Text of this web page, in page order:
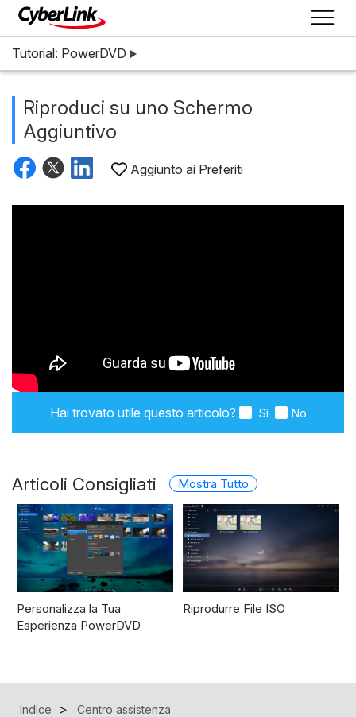
Tutorial: PowerDVD
Riproduci su uno Schermo
Aggiuntivo
Aggiunto ai Preferiti
Hai trovato utile questo articolo? Sì No
Articoli Consigliati Mostra Tutto
Personalizza la Tua
Esperienza PowerDVD
Riprodurre File ISO
Indice Centro assistenza